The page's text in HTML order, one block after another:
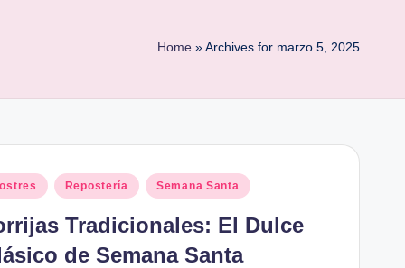
Home »Archives for marzo 5, 2025
Repostería Semana Santa
Tradicionales: El Dulce
de Semana Santa